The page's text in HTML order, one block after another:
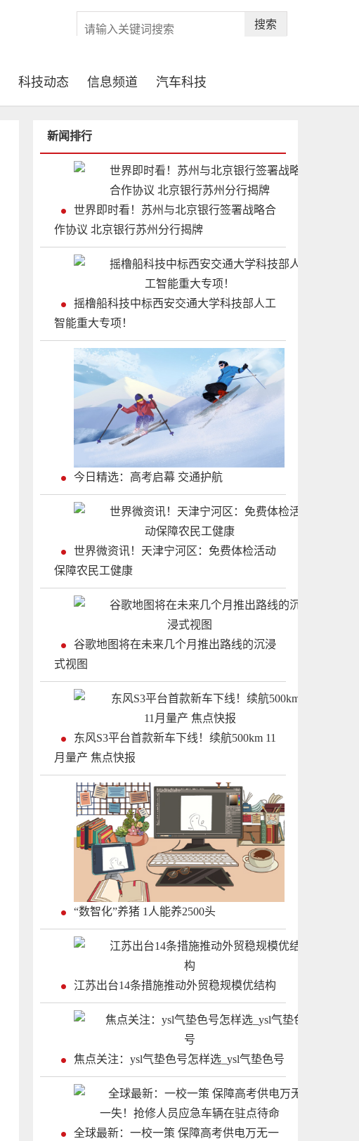
搜索
科技动态 信息频道 汽车科技
新闻排行
世界即时看！苏州与北京银行签署战略合
作协议 北京银行苏州分行揭牌
摇橹船科技中标西安交通大学科技部人工
智能重大专项！
今日精选：高考启幕 交通护航
世界微资讯！天津宁河区：免费体检活动
保障农民工健康
谷歌地图将在未来几个月推出路线的沉浸
式视图
东风S3平台首款新车下线！续航500km 11
月量产 焦点快报
“数智化”养猪 1人能养2500头
江苏出台14条措施推动外贸稳规模优结构
焦点关注：ysl气垫色号怎样选_ysl气垫色号
全球最新：一校一策 保障高考供电万无一